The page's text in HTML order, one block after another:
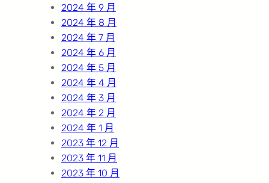
2024 年 9 月
2024 年 8 月
2024 年 7 月
2024 年 6 月
2024 年 5 月
2024 年 4 月
2024 年 3 月
2024 年 2 月
2024 年 1 月
2023 年 12 月
2023 年 11 月
2023 年 10 月